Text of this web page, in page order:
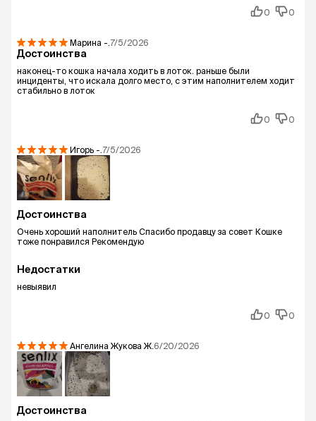
0 0
Марина -. 7/5/2026
Достоинства
наконец-то кошка начала ходить в лоток. раньше были
инциденты, что искала долго место, с этим наполнителем ходит
стабильно в лоток
0 0
Игорь -. 7/5/2026
Достоинства
Очень хороший наполнитель Спасибо продавцу за совет Кошке
тоже понравился Рекомендую
Недостатки
невыявил
0 0
Ангелина Жукова Ж. 6/20/2026
Достоинства